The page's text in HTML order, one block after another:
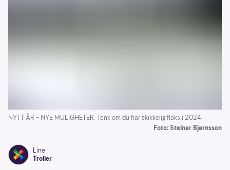
NYTT ÅR – NYE MULIGHETER: Tenk om du har skikkelig flaks i 2024.
Foto: Steinar Bjørnsson
Line
Troller